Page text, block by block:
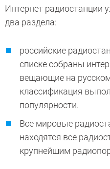
Интернет радиостанции
два раздела:
российские
списке собраны
вещающие на
классификация
популярности.
Все мировые
находятся все
крупнейшим